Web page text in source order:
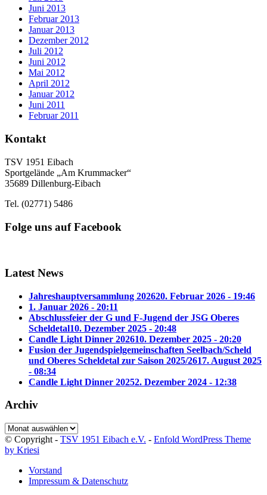
Juni 2013
Februar 2013
Januar 2013
Dezember 2012
Juli 2012
Juni 2012
Mai 2012
April 2012
Januar 2012
Juni 2011
Februar 2011
Kontakt
TSV 1951 Eibach
Sportgelände „Am Krummacker“
35689 Dillenburg-Eibach
Tel. (02771) 5486
Folge uns auf Facebook
Latest News
Jahreshauptversammlung 202620. Februar 2026 - 19:46
1. Januar 2026 - 20:11
Abschlussfeier der G und F-Jugend der JSG Oberes
Scheldetal10. Dezember 2025 - 20:48
Candle Light Dinner 202610. Dezember 2025 - 20:20
Fusion der Jugendspielgemeinschaften Seelbach/Scheld
und Oberes Scheldetal zur Saison 2025/2617. August 2025
- 08:34
Candle Light Dinner 20252. Dezember 2024 - 12:38
Archiv
Archiv
© Copyright - TSV 1951 Eibach e.V. - Enfold WordPress Theme
by Kriesi
Vorstand
Impressum & Datenschutz